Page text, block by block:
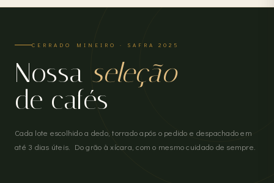
CERRADO MINEIRO · SAFRA 2025
Nossa seleção
de cafés
Cada lote escolhido a dedo, torrado após o pedido e despachado em
até 3 dias úteis. Do grão à xícara, com o mesmo cuidado de sempre.